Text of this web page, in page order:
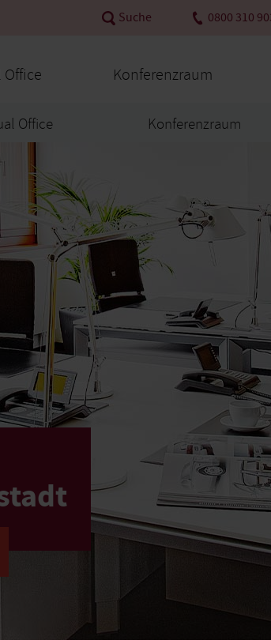
Suche 0800 310
Konferenzraum
Office Konferenzraum